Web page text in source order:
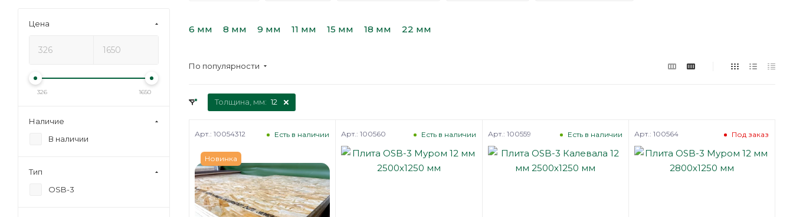
6 мм 8 мм 9 мм 11 мм 15 мм 18 мм 22 мм
По популярности
Толщина, мм: 12
Новинка
Есть в наличии
Арт.: 10054312 Есть в наличии
Арт.: 100560 Есть в наличии
Арт.: 100559 Под заказ
Арт.: 100564
Цена
326 1650
Наличие
В наличии
Тип
OSB-3